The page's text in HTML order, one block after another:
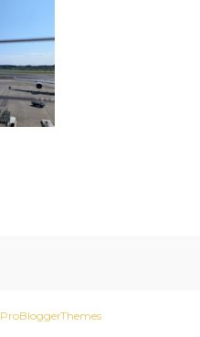
ProBloggerThemes